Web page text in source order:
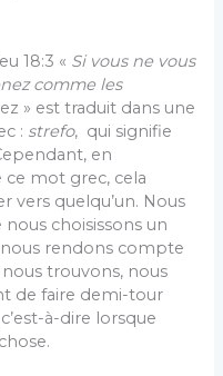
18:3 « Si vous ne vous
comme les
» est traduit dans une
: strefo, qui signifie
en
mot grec, cela
vers quelqu’un. Nous
choisissons un
rendons compte
trouvons, nous
de faire demi-tour
à-dire lorsque